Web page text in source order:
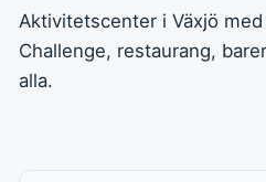
Aktivitetscenter i Växjö
Challenge, restaurang,
alla.